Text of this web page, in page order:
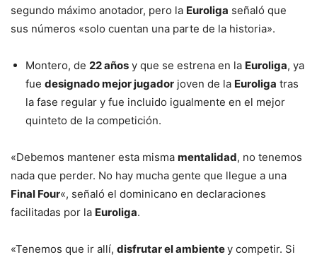
segundo máximo anotador, pero la Euroliga señaló que
sus números «solo cuentan una parte de la historia».
Montero, de 22 años y que se estrena en la Euroliga, ya
fue designado mejor jugador joven de la Euroliga tras
la fase regular y fue incluido igualmente en el mejor
quinteto de la competición.
«Debemos mantener esta misma mentalidad, no tenemos
nada que perder. No hay mucha gente que llegue a una
Final Four«, señaló el dominicano en declaraciones
facilitadas por la Euroliga.
«Tenemos que ir allí, disfrutar el ambientey competir. Si